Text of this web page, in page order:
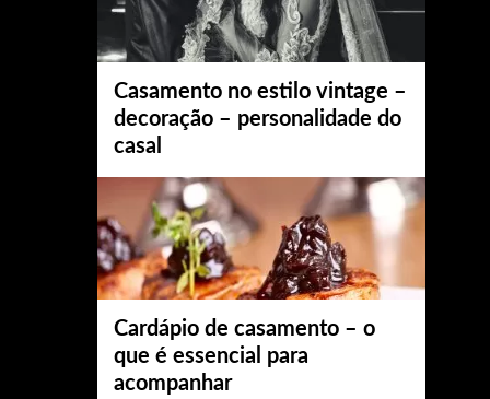
Casamento no estilo vintage –
decoração – personalidade do
casal
Cardápio de casamento – o
que é essencial para
acompanhar